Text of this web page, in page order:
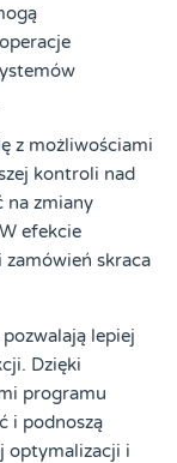
z możliwościami
kontroli nad
na zmiany
efekcie
zamówień skraca
lepiej
Dzięki
programu
i podnoszą
optymalizacji i